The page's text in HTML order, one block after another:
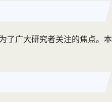
了广大研究者关注的焦点。本